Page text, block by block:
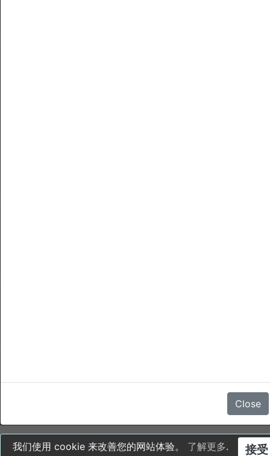
Close
接受
我们使用 cookie 来改善您的网站体验。 了解更多.